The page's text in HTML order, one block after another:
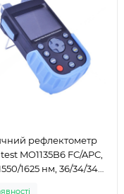
рефлектометр
MO1135B6 FC/APC,
1625 нм, 36/34/34